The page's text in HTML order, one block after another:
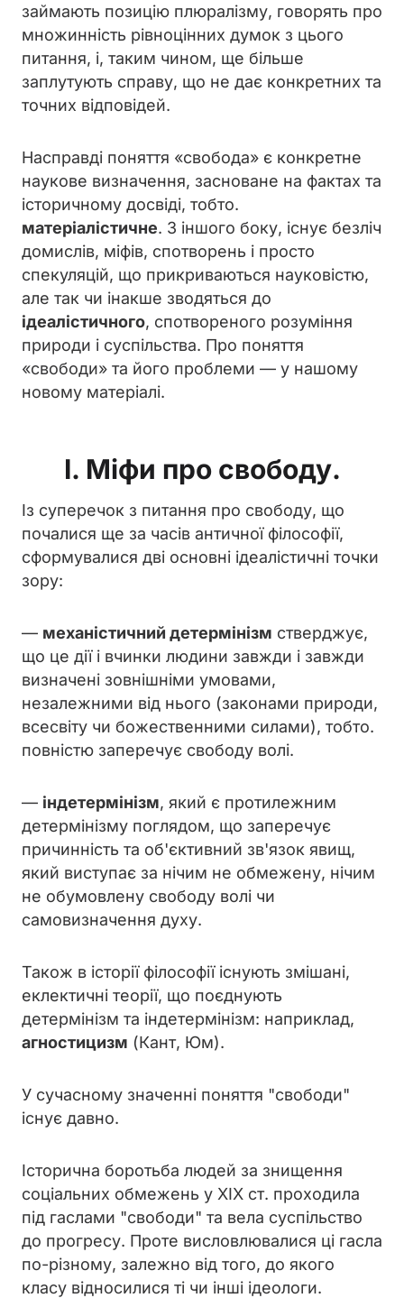
займають позицію плюралізму, говорять про
множинність рівноцінних думок з цього
питання, і, таким чином, ще більше
заплутують справу, що не дає конкретних та
точних відповідей.
Насправді поняття «свобода» є конкретне
наукове визначення, засноване на фактах та
історичному досвіді, тобто.
матеріалістичне. З іншого боку, існує безліч
домислів, міфів, спотворень і просто
спекуляцій, що прикриваються науковістю,
але так чи інакше зводяться до
ідеалістичного, спотвореного розуміння
природи і суспільства. Про поняття
«свободи» та його проблеми — у нашому
новому матеріалі.
I. Міфи про свободу.
Із суперечок з питання про свободу, що
почалися ще за часів античної філософії,
сформувалися дві основні ідеалістичні точки
зору:
— механістичний детермінізм стверджує,
що це дії і вчинки людини завжди і завжди
визначені зовнішніми умовами,
незалежними від нього (законами природи,
всесвіту чи божественними силами), тобто.
повністю заперечує свободу волі.
— індетермінізм, який є протилежним
детермінізму поглядом, що заперечує
причинність та об'єктивний зв'язок явищ,
який виступає за нічим не обмежену, нічим
не обумовлену свободу волі чи
самовизначення духу.
Також в історії філософії існують змішані,
еклектичні теорії, що поєднують
детермінізм та індетермінізм: наприклад,
агностицизм (Кант, Юм).
У сучасному значенні поняття "свободи"
існує давно.
Історична боротьба людей за знищення
соціальних обмежень у XIX ст. проходила
під гаслами "свободи" та вела суспільство
до прогресу. Проте висловлювалися ці гасла
по-різному, залежно від того, до якого
класу відносилися ті чи інші ідеологи.